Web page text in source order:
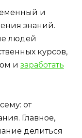
и
знаний.
людей
курсов,
и заработать
от
Главное,
делиться